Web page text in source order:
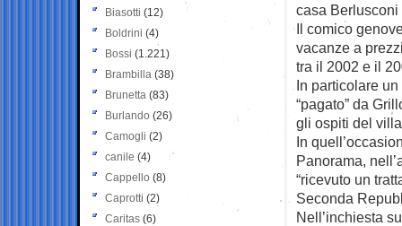
casa
Il comico
vacanze a
tra il 2002 e il
In particolare
“pagato” da
gli ospiti del
In
Panorama,
“ricevuto un
Seconda
Nell’inchiesta
Biasotti (12)
Boldrini (4)
Bossi (1.221)
Brambilla (38)
Brunetta (83)
Burlando (26)
Camogli (2)
canile (4)
Cappello (8)
Caprotti (2)
Caritas (6)